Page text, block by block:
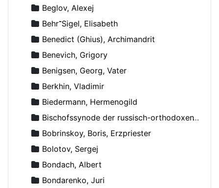
Beglov, Alexej
Behr־Sigel, Elisabeth
Benedict (Ghius), Archimandrit
Benevich, Grigory
Benigsen, Georg, Vater
Berkhin, Vladimir
Biedermann, Hermenogild
Bischofssynode der russisch-orthodoxen Kirche
Bobrinskoy, Boris, Erzpriester
Bolotov, Sergej
Bondach, Albert
Bondarenko, Juri